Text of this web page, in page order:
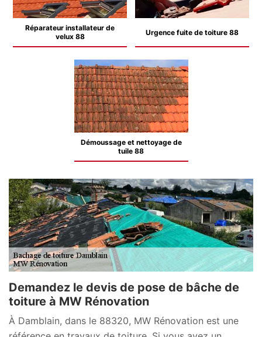
Réparateur installateur de
velux 88
Urgence fuite de toiture 88
Démoussage et nettoyage de
tuile 88
Demandez le devis de pose de bâche de
toiture à MW Rénovation
À Damblain, dans le 88320, MW Rénovation est une